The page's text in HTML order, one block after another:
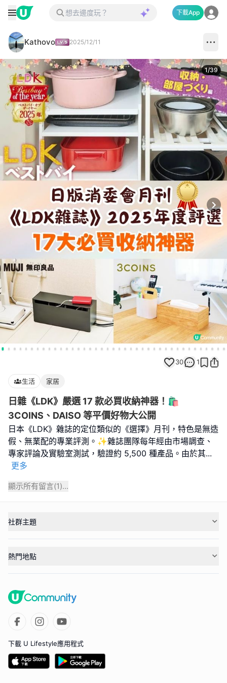
下載App
Kathovo 2025/12/11
1/39
30 1
生活 家居
日雜《LDK》嚴選 17 款必買收納神器！🛍️
3COINS、DAISO 等平價好物大公開
日本《LDK》雜誌的定位類似的《選擇》月刊，特色是無造
假、無業配的專業評測。✨雜誌團隊每年經由市場調查、
專家評論及實驗室測試，驗證約 5,500 種產品。由於其...
更多
顯示所有留言(1)...
社群主題
熱門地點
下載 U Lifestyle應用程式